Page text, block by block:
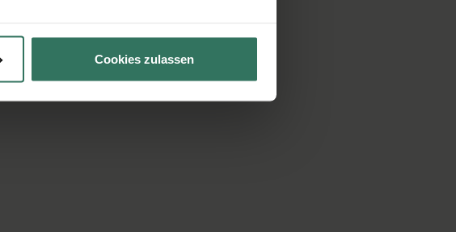
Cookies zulassen